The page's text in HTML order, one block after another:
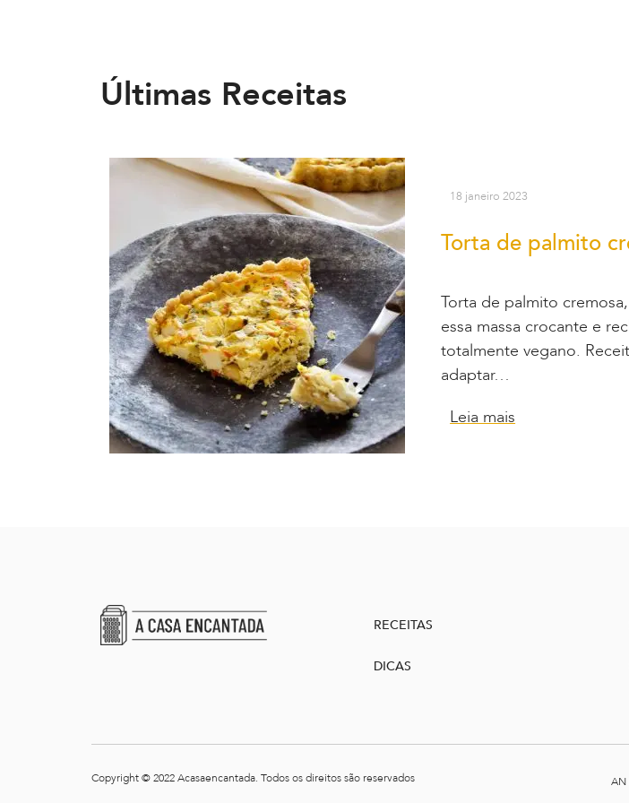
Últimas Receitas
18 janeiro 2023
Torta de palmito
Torta de palmito
essa massa crocante e
totalmente vegano.
adaptar…
Leia mais
RECEITAS
DICAS
Copyright © 2022 Acasaencantada. Todos os direitos são reservados AN